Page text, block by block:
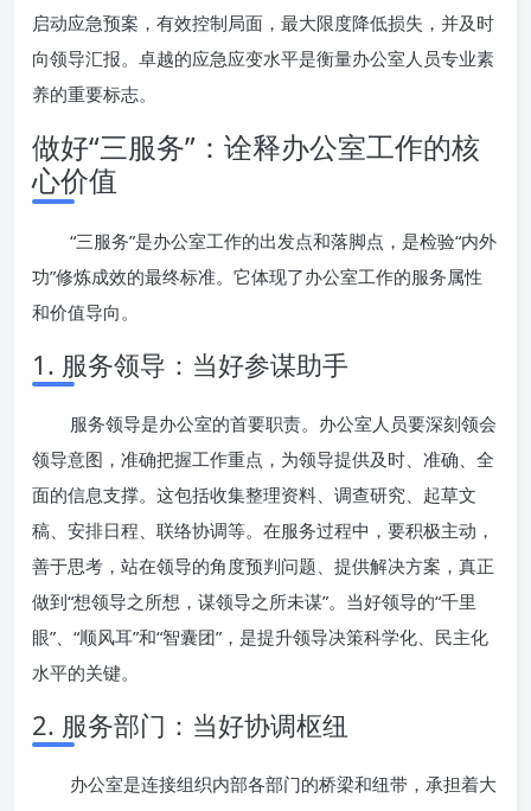
启动应急预案，有效控制局面，最大限度降低损失，并及时
向领导汇报。卓越的应急应变水平是衡量办公室人员专业素
养的重要标志。
做好“三服务”：诠释办公室工作的核
心价值
“三服务”是办公室工作的出发点和落脚点，是检验“内外
功”修炼成效的最终标准。它体现了办公室工作的服务属性
和价值导向。
1. 服务领导：当好参谋助手
服务领导是办公室的首要职责。办公室人员要深刻领会
领导意图，准确把握工作重点，为领导提供及时、准确、全
面的信息支撑。这包括收集整理资料、调查研究、起草文
稿、安排日程、联络协调等。在服务过程中，要积极主动，
善于思考，站在领导的角度预判问题、提供解决方案，真正
做到“想领导之所想，谋领导之所未谋”。当好领导的“千里
眼”、“顺风耳”和“智囊团”，是提升领导决策科学化、民主化
水平的关键。
2. 服务部门：当好协调枢纽
办公室是连接组织内部各部门的桥梁和纽带，承担着大